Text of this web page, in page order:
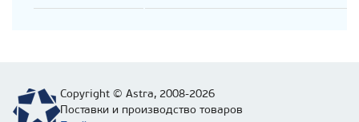
Copyright © Astra, 2008-2026
Поставки и производство товаров